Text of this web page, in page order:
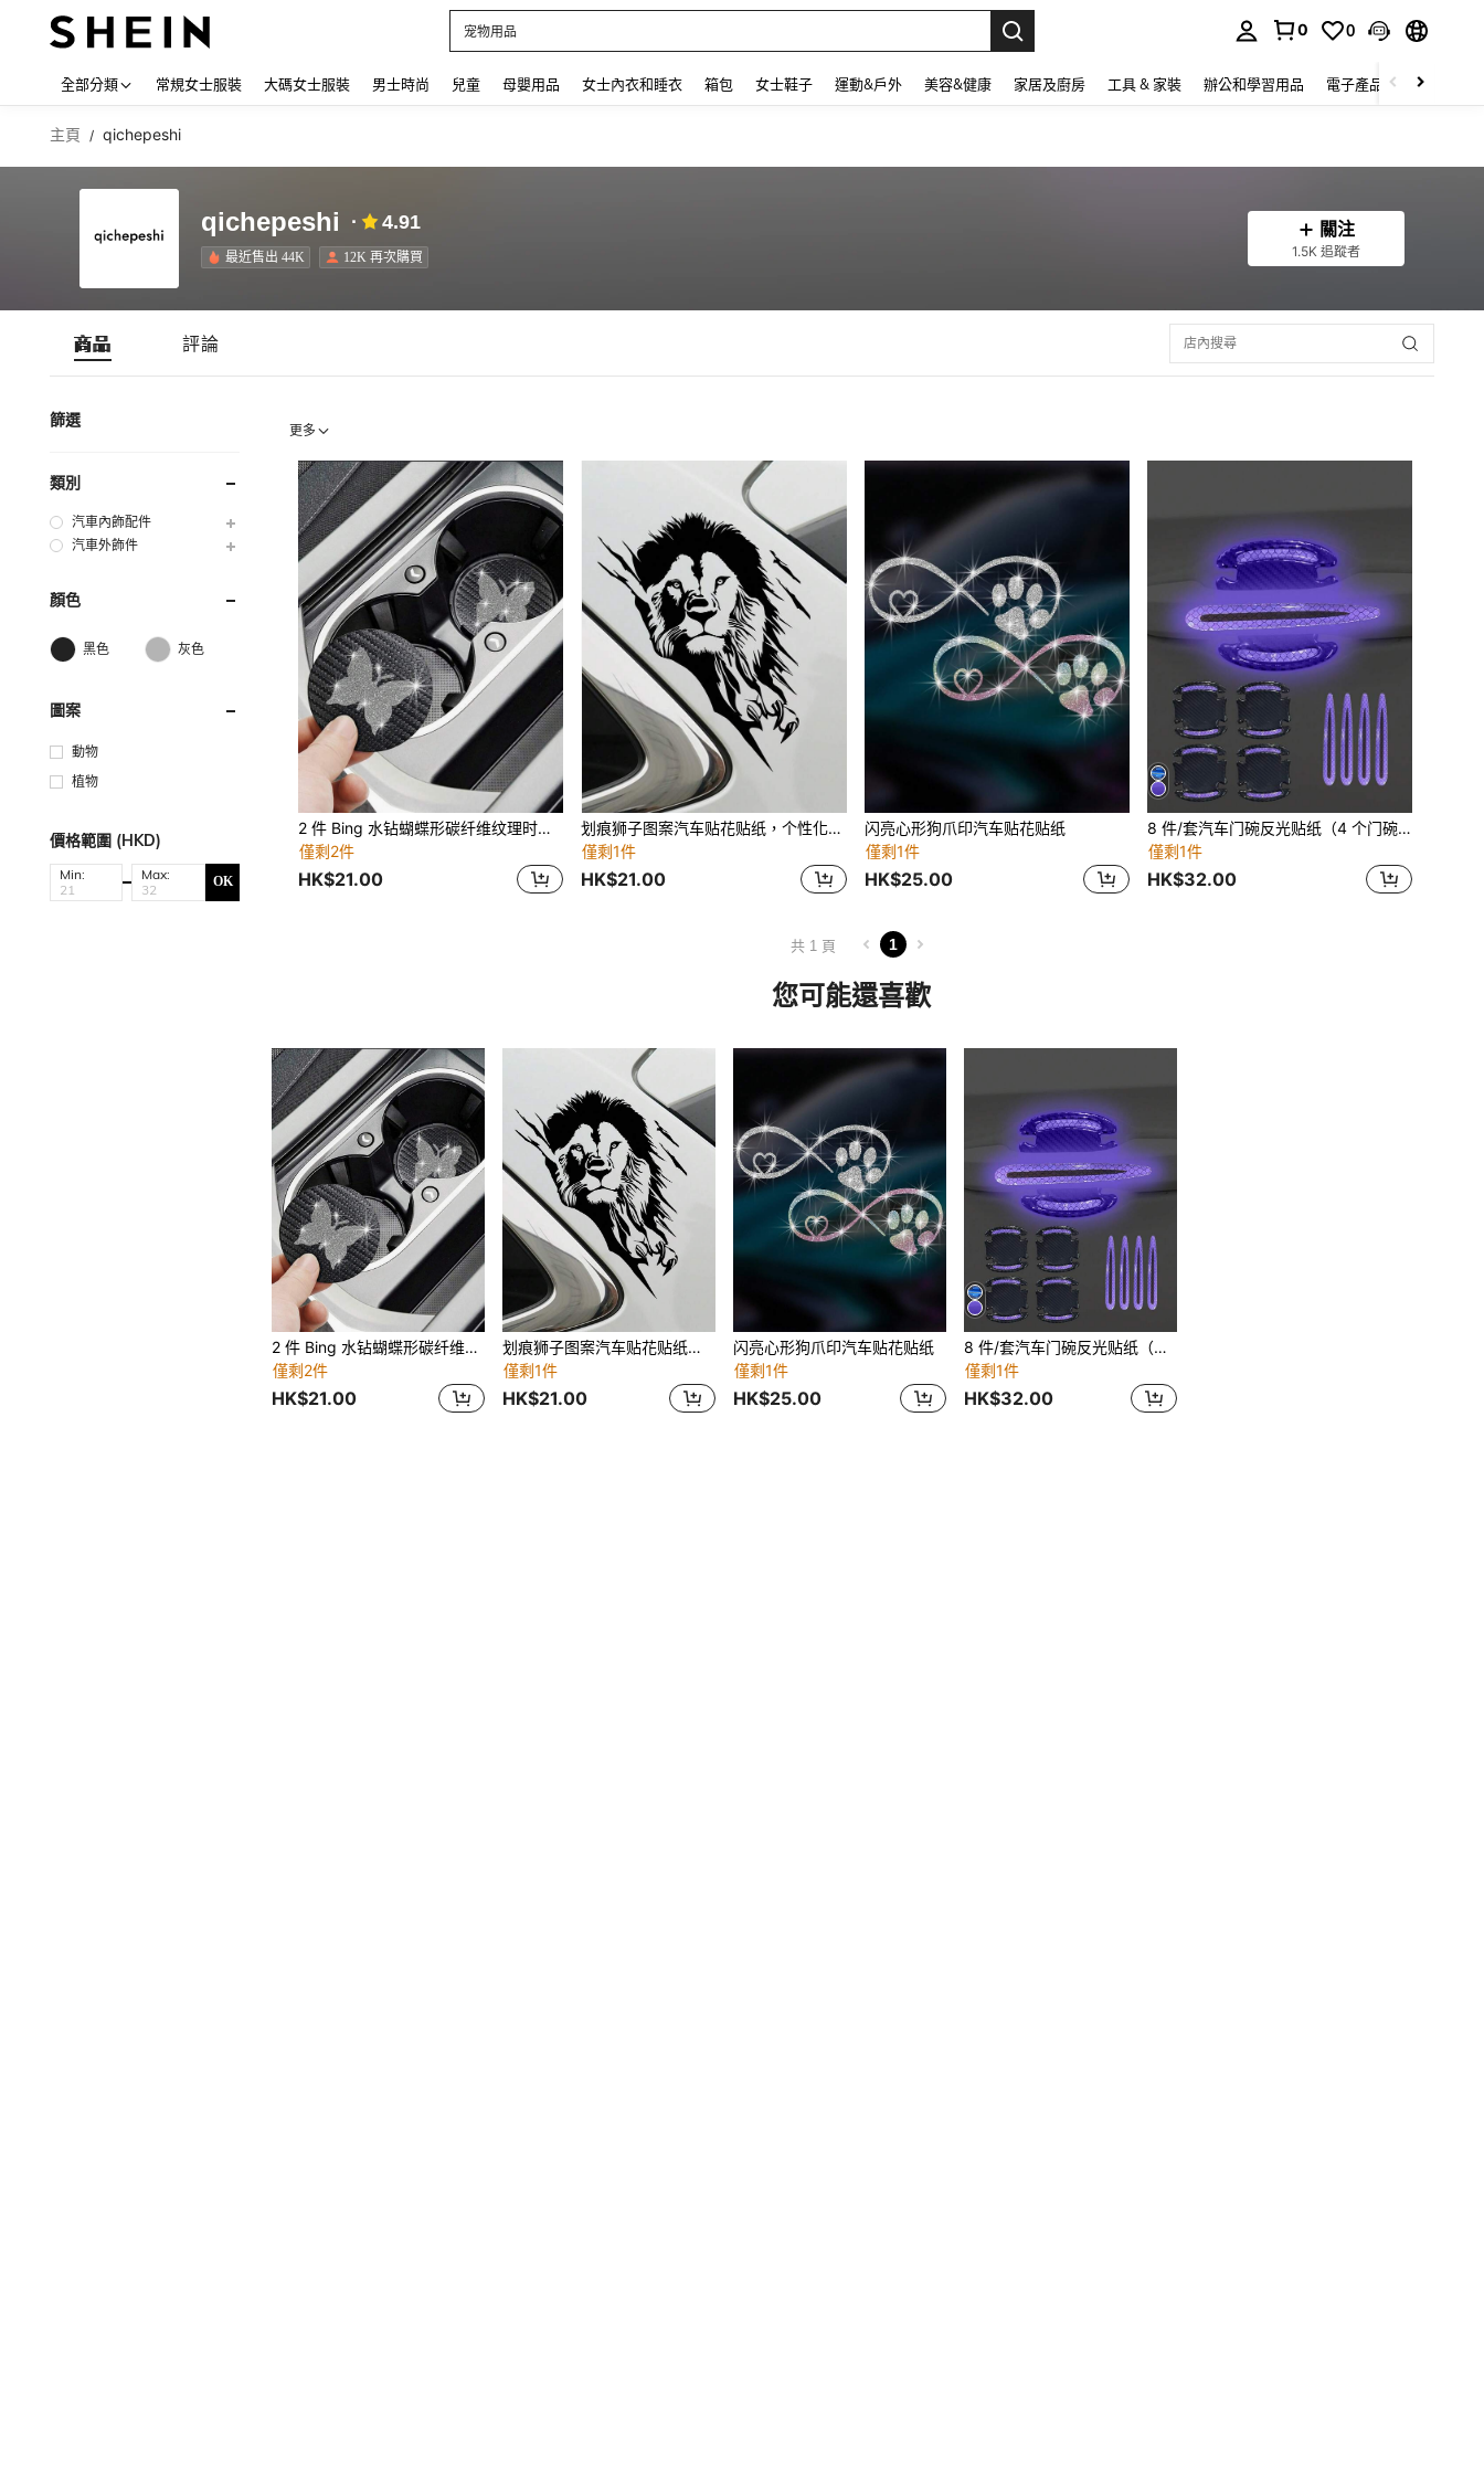
宠物用品
0 0
全部分類 常規女士服裝 大碼女士服裝 男士時尚 兒童 母嬰用品 女士內衣和睡衣 箱包 女士鞋子 運動&戶外 美容&健康 家居及廚房 工具 & 家裝 辦公和學習用品 電子產品 玩具
主頁 / qichepeshi
qichepeshi 4.91
最近售出 44K 12K 再次購買
關注
1.5K 追蹤者
商品 評論
篩選
類別
汽車內飾配件
汽車外飾件
顏色
黑色 灰色
圖案
動物
植物
價格範圍 (HKD)
Min: Max: OK
更多
2 件 Bing 水钻蝴蝶形碳纤维纹理时尚杯垫
僅剩2件
HK$21.00
划痕狮子图案汽车贴花贴纸，个性化装饰贴纸，适用于车窗、冰箱、摩托车、行李箱
僅剩1件
HK$21.00
闪亮心形狗爪印汽车贴花贴纸
僅剩1件
HK$25.00
8 件/套汽车门碗反光贴纸（4 个门碗、4 个门把手）
僅剩1件
HK$32.00
共 1 頁 1
您可能還喜歡
2 件 Bing 水钻蝴蝶形碳纤维纹理时尚杯垫
僅剩2件
HK$21.00
划痕狮子图案汽车贴花贴纸，个性化装饰贴纸，适用于车窗、冰箱、摩托车、行李箱
僅剩1件
HK$21.00
闪亮心形狗爪印汽车贴花贴纸
僅剩1件
HK$25.00
8 件/套汽车门碗反光贴纸（4 个门碗、4 个门把手）
僅剩1件
HK$32.00